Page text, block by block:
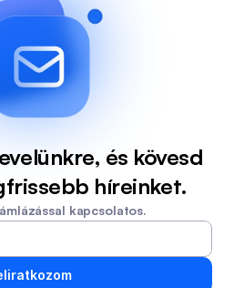
és kövesd
híreinket.
kapcsolatos.